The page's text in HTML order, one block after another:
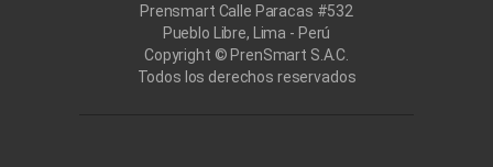
Prensmart Calle Paracas #532
Pueblo Libre, Lima - Perú
Copyright © PrenSmart S.A.C.
Todos los derechos reservados